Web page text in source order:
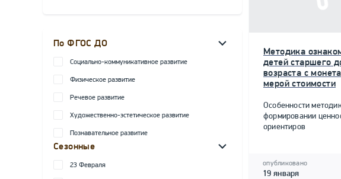
По ФГОС ДО
Социально-коммуникативное развитие
Физическое развитие
Речевое развитие
Художественно-эстетическое развитие
Познавательное развитие
Сезонные
23 Февраля
Методика
детей старшего
возраста с
мерой стоимости
Особенности
формировании
ориентиров
опубликовано
19 января